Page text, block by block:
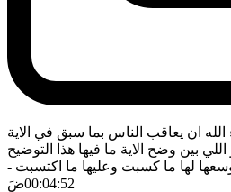
الله ان يعاقب الناس بما سبق في الاية
بين وضح الاية ما فيها هذا التوضيح
وسعها لها ما كسبت وعليها ما اكتسبت -
00:04:52ضَ